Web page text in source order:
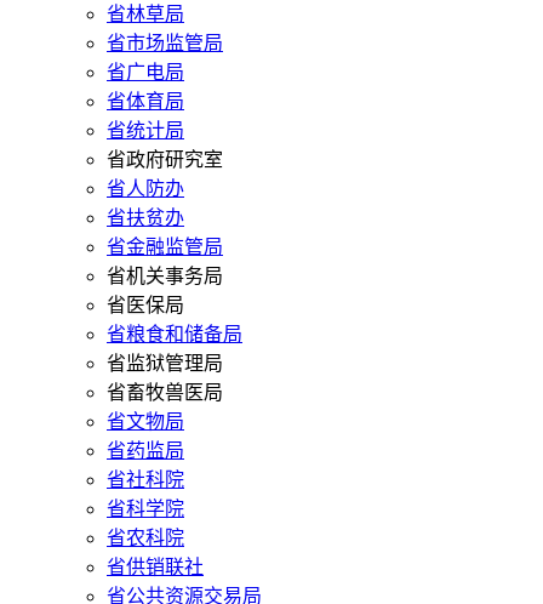
省林草局
省市场监管局
省广电局
省体育局
省统计局
省政府研究室
省人防办
省扶贫办
省金融监管局
省机关事务局
省医保局
省粮食和储备局
省监狱管理局
省畜牧兽医局
省文物局
省药监局
省社科院
省科学院
省农科院
省供销联社
省公共资源交易局